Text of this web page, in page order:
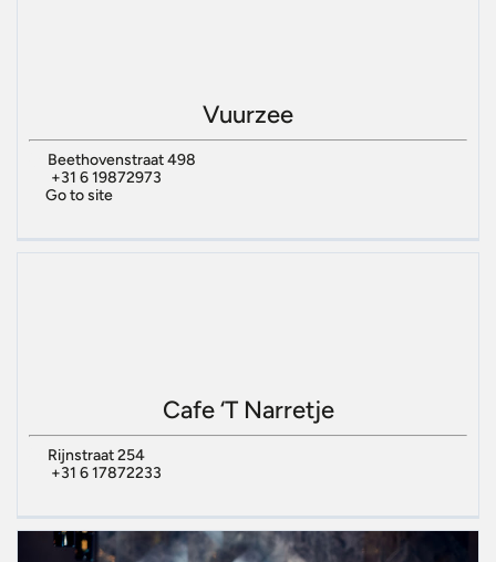
Vuurzee
Beethovenstraat 498
+31 6 19872973
Go to site
Cafe ‘T Narretje
Rijnstraat 254
+31 6 17872233